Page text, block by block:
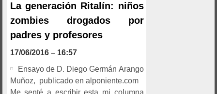
La generación Ritalín: niños
zombies drogados por
padres y profesores
17/06/2016 – 16:57
Ensayo de D. Diego Germán Arango
Muñoz, publicado en alponiente.com